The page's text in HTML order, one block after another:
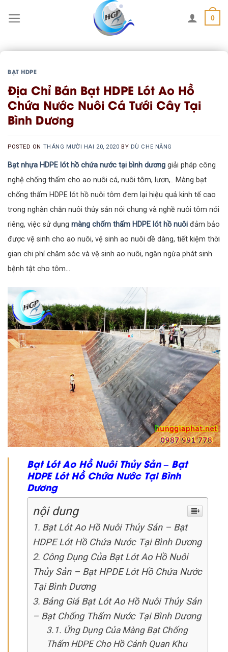
0
BẠT HDPE
Địa Chỉ Bán Bạt HDPE Lót Ao Hồ
Chứa Nước Nuôi Cá Tưới Cây Tại
Bình Dương
POSTED ON THÁNG MƯỜI HAI 20, 2020 BY DÙ CHE NẮNG
Bạt nhựa HDPE lót hồ chứa nước tại bình dương giải pháp công
nghệ chống thấm cho ao nuôi cá, nuôi tôm, lươn,.. Màng bạt
chống thấm HDPE lót hồ nuôi tôm đem lại hiệu quả kinh tế cao
trong nghàn chăn nuôi thủy sản nói chung và nghề nuôi tôm nói
riêng, việc sử dụng màng chốm thấm HDPE lót hồ nuôi đảm bảo
được vệ sinh cho ao nuôi, vệ sinh ao nuôi dề dàng, tiết kiệm thời
gian chi phí chăm sóc và vệ sinh ao nuôi, ngăn ngừa phát sinh
bệnh tật cho tôm…
Bạt Lót Ao Hồ Nuôi Thủy Sản – Bạt
HDPE Lót Hồ Chứa Nước Tại Bình
Dương
nội dung
Bạt Lót Ao Hồ Nuôi Thủy Sản – Bạt
HDPE Lót Hồ Chứa Nước Tại Bình Dương
Công Dụng Của Bạt Lót Ao Hồ Nuôi
Thủy Sản – Bạt HPDE Lót Hồ Chứa Nước
Tại Bình Dương
Bảng Giá Bạt Lót Ao Hồ Nuôi Thủy Sản
– Bạt Chống Thấm Nước Tại Bình Dương
Ứng Dụng Của Màng Bạt Chống
Thấm HDPE Cho Hồ Cảnh Quan Khu